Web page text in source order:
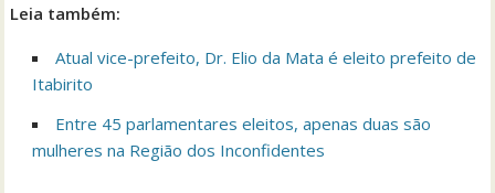
Leia também:
Atual vice-prefeito, Dr. Elio da Mata é eleito prefeito de
Itabirito
Entre 45 parlamentares eleitos, apenas duas são
mulheres na Região dos Inconfidentes